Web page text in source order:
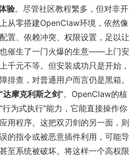
验。尽管社区教程繁多，但对非开
从零搭建OpenClaw环境，依然像
置、依赖冲突、权限设置，足以让
催生了一门火爆的生意——上门安
千元不等。但安装成功只是开始，
排查，对普通用户而言仍是黑箱。
达摩克利斯之剑”。OpenClaw的核
为式执行”能力，它能直接操作你
用程序。这把双刃剑的另一面，则
的指令或被恶意插件利用，可能导
至系统被破坏。将这样一个高权限